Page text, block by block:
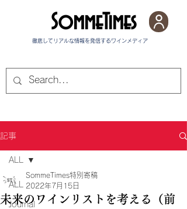
徹底してリアルな情報を発信する​ワインメディア
SommeTimes
記事
ALL
Journal
ALL
未来のワインリストを考える（前
SommeTimes特別寄稿
2022年7月15日